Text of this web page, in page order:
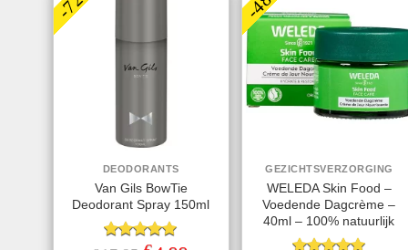
DEODORANTS
Van Gils BowTie
Deodorant Spray 150ml
GEZICHTSVERZORGING
WELEDA Skin Food –
Voedende Dagcrème –
40ml – 100% natuurlijk